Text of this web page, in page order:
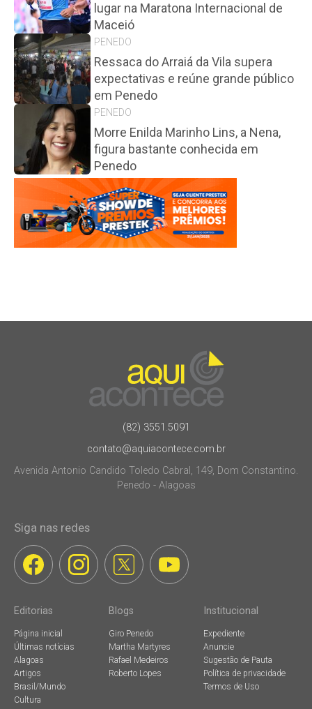
lugar na Maratona Internacional de
Maceió
PENEDO
Ressaca do Arraiá da Vila supera
expectativas e reúne grande público
em Penedo
PENEDO
Morre Enilda Marinho Lins, a Nena,
figura bastante conhecida em
Penedo
(82) 3551.5091
contato@aquiacontece.com.br
Avenida Antonio Candido Toledo Cabral, 149, Dom Constantino.
Penedo - Alagoas
Siga nas redes
Editorias
Página inicial
Últimas notícias
Alagoas
Artigos
Brasil/Mundo
Cultura
Blogs
Giro Penedo
Martha Martyres
Rafael Medeiros
Roberto Lopes
Institucional
Expediente
Anuncie
Sugestão de Pauta
Política de privacidade
Termos de Uso